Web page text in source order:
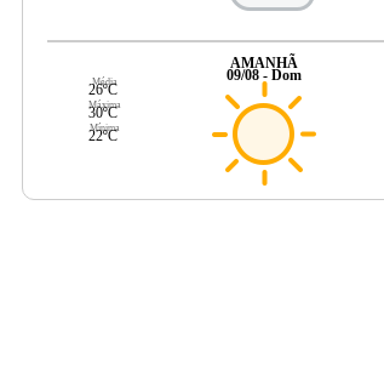
Média
26ºC
Máxima
30ºC
Mínima
22ºC
AMANHÃ
09/08 - Dom